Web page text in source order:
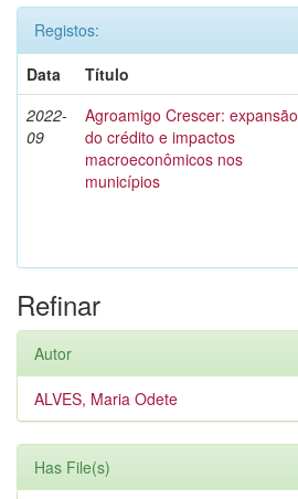
Registos:
Data
Título
2022-
09
Agroamigo Crescer: expansão
do crédito e impactos
macroeconômicos nos
municípios
Refinar
Autor
ALVES, Maria Odete
Has File(s)